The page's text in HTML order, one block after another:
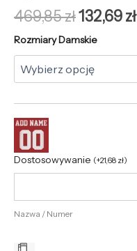
469,85zł132,69zł
Rozmiary Damskie
Dostosowywanie (+21,68 zł)
Nazwa / Numer